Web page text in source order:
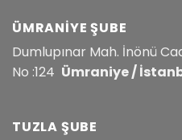
ÜMRANIYE ŞUBE
Dumlupınar Mah. İnönü
No :124 Ümraniye /
TUZLA ŞUBE